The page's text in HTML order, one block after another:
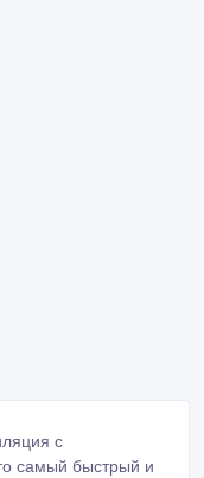
с
самый быстрый и